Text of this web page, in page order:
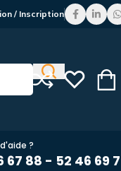
/ Inscription
?
67 88 - 52 46 69